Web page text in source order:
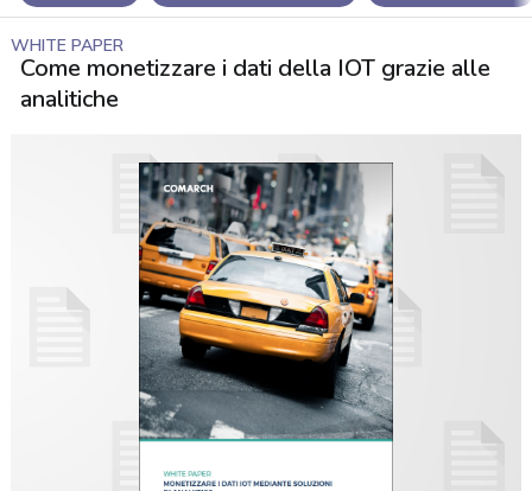
WHITE PAPER
Come monetizzare i dati della IOT grazie alle
analitiche